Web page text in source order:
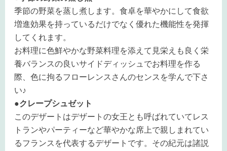
季節の野菜を蒸し煮します。食卓を華やかにして食欲
増進効果を持っているだけでなく優れた機能性を発揮
してくれます。
お料理に色鮮やかな野菜料理を添えて見栄えも良く栄
養バランスの良いサイドディッシュでお料理を作る
際、色に拘るフローレンスさんのセンスを学んで下さ
い♪
●クレープシュゼット
このデザートはデザートの女王とも呼ばれていてレス
トランやパーティーなど華やかな席上で親しまれてい
るフランスを代表するデザートです。その紀元は諸説